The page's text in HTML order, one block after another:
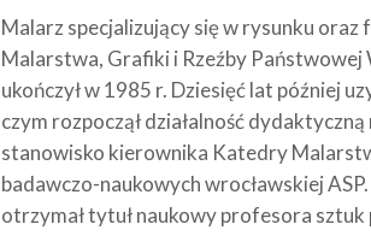
Malarz specjalizujący się w rysunku
Malarstwa, Grafiki i Rzeźby Państwowej
ukończył w 1985 r. Dziesięć lat później
czym rozpoczął działalność
stanowisko kierownika Katedry
badawczo-naukowych wrocławskiej
otrzymał tytuł naukowy profesora